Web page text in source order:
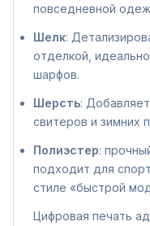
повседневной
Шелк:
отделкой,
шарфов.
Шерсть:
свитеров и зимних
Полиэстер:
подходит для
стиле «быстрой
Цифровая печать